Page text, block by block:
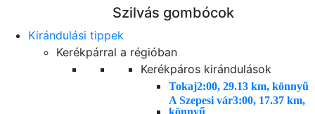
Szilvás gombócok
Kirándulási tippek
Kerékpárral a régióban
Kerékpáros kirándulások
Tokaj2:00, 29.13 km, könnyű
A Szepesi vár3:00, 17.37 km,
könnyű